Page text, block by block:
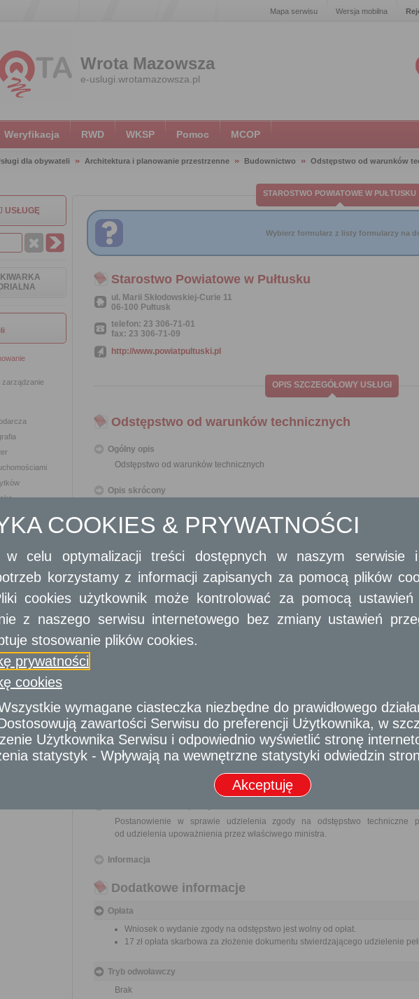
Mapa serwisu Wersja mobilna
Wrota Mazowsza
e-uslugi.wrotamazowsza.pl
Weryfikacja RWD WKSP Pomoc MCOP
dla obywateli Architektura i planowanie przestrzenne Budownictwo Odstępstwo od warunków
USŁUGĘ
zarządzanie
publicznej
STAROSTWO POWIATOWE W PUŁTUSKU
Wybierz formularz z listy formularzy na
Starostwo Powiatowe w Pułtusku
ul. Marii Skłodowskiej-Curie 11
06-100 Pułtusk
telefon: 23 306-71-01
fax: 23 306-71-09
http://www.powiatpultuski.pl
OPIS SZCZEGÓŁOWY USŁUGI
Odstępstwo od warunków technicznych
Ogólny opis
Odstępstwo od warunków technicznych
Opis skrócony
Odstępstwo to nie może jednak powodować zagrożenia życia ludzi
do obiektów użyteczności publicznej i mieszkaniowego budownictwa
a także stanu środowiska, po spełnieniu określonych warunków zamiennych.
Organ administracji architektoniczno-budowlanej, po uzyskaniu
techniczno-budowlane, w drodze postanowienia, udziela bądź odmawia
Wniosek o wydanie zgody na odstępstwo.
Wypis i wyrys z miejscowego planu przestrzennego zagospodarowania lub
Pozytywna opinia Wojewódzkiego Konserwatora Zabytków w
do rejestru zabytków oraz innych obiektów budowlanych usytuowanych na
W zależności od potrzeb pozytywna opinia innych zainteresowanych
Pełnomocnictwo w przypadku ustanowienia pełnomocnika wraz z dowodem
Odbiorca usługi
Obywatel, Przedsiębiorca, Instytucja
Postanowienie w sprawie udzielenia zgody na odstępstwo
od udzielenia upoważnienia przez właściwego ministra.
Informacja
Dodatkowe informacje
Opłata
Wniosek o wydanie zgody na odstępstwo jest wolny od opłat.
17 zł opłata skarbowa za złożenie dokumentu stwierdzającego udzielenie
Tryb odwoławczy
Brak
COOKIES & PRYWATNOŚCI
w celu optymalizacji treści dostępnych w naszym serwisie
korzystamy z informacji zapisanych za pomocą plików
cookies użytkownik może kontrolować za pomocą
z naszego serwisu internetowego bez zmiany ustawień
stosowanie plików cookies.
prywatności
cookies
wymagane ciasteczka niezbędne do prawidłowego
zawartości Serwisu do preferencji Użytkownika, w
Użytkownika Serwisu i odpowiednio wyświetlić stronę
statystyk - Wpływają na wewnętrzne statystyki odwiedzin stron
Akceptuję